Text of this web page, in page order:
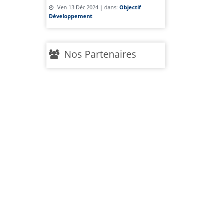
Ven 13 Déc 2024 | dans: Objectif
Développement
Nos Partenaires